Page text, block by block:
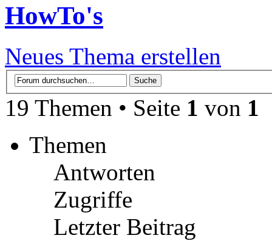
HowTo's
Neues Thema erstellen
19 Themen • Seite 1 von 1
Themen
Antworten
Zugriffe
Letzter Beitrag